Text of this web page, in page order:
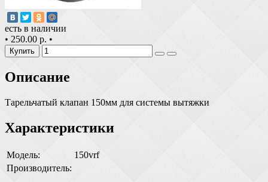
есть в наличии
• 250.00 р. •
Купить
Описание
Тарельчатый клапан 150мм для системы вытяжки
Характеристики
Модель:
150vrf
Производитель: